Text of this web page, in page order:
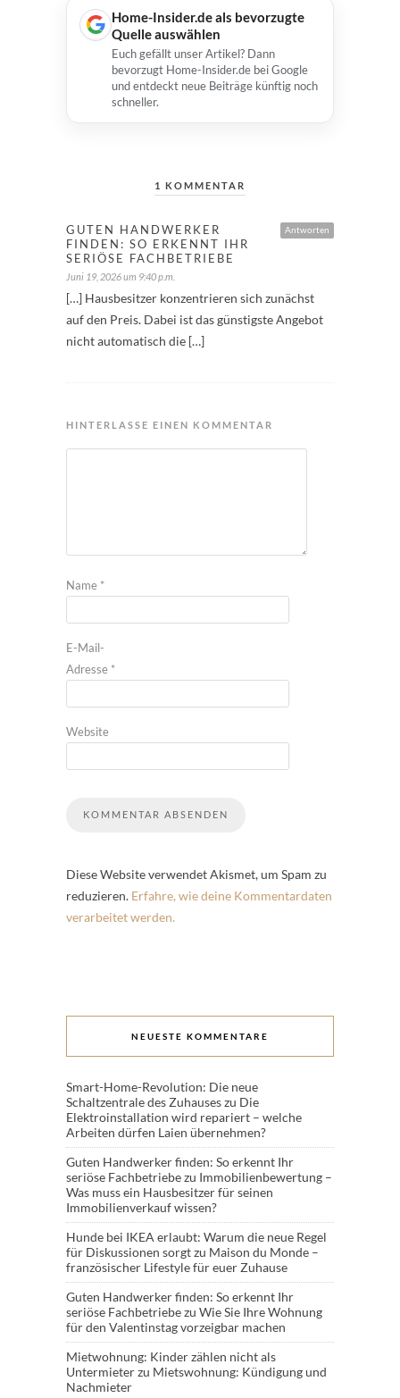
Home-Insider.de als bevorzugte
Quelle auswählen
Euch gefällt unser Artikel? Dann
bevorzugt Home-Insider.de bei Google
und entdeckt neue Beiträge künftig noch
schneller.
1 KOMMENTAR
Antworten
GUTEN HANDWERKER
FINDEN: SO ERKENNT IHR
SERIÖSE FACHBETRIEBE
Juni 19, 2026 um 9:40 p.m.
[…] Hausbesitzer konzentrieren sich zunächst
auf den Preis. Dabei ist das günstigste Angebot
nicht automatisch die […]
HINTERLASSE EINEN KOMMENTAR
Name *
E-Mail-
Adresse *
Website
Diese Website verwendet Akismet, um Spam zu
reduzieren. Erfahre, wie deine Kommentardaten
verarbeitet werden.
NEUESTE KOMMENTARE
Smart-Home-Revolution: Die neue
Schaltzentrale des Zuhauseszu Die
Elektroinstallation wird repariert – welche
Arbeiten dürfen Laien übernehmen?
Guten Handwerker finden: So erkennt Ihr
seriöse Fachbetriebezu Immobilienbewertung –
Was muss ein Hausbesitzer für seinen
Immobilienverkauf wissen?
Hunde bei IKEA erlaubt: Warum die neue Regel
für Diskussionen sorgtzu Maison du Monde –
französischer Lifestyle für euer Zuhause
Guten Handwerker finden: So erkennt Ihr
seriöse Fachbetriebezu Wie Sie Ihre Wohnung
für den Valentinstag vorzeigbar machen
Mietwohnung: Kinder zählen nicht als
Untermieterzu Mietswohnung: Kündigung und
Nachmieter